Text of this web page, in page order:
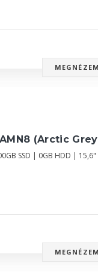
MEGNÉZEM
(Arctic
SSD | 0GB HDD |
MEGNÉZEM